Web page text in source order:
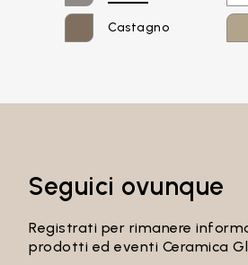
Recupera password
Castagno
Seguici ovunque
Registrati per rimanere
prodotti ed eventi Ceramica